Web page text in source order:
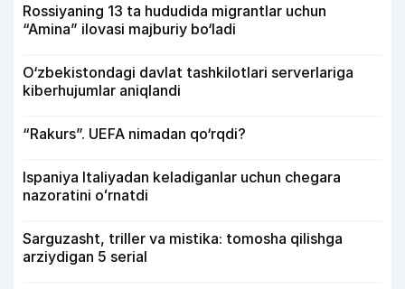
Rossiyaning 13 ta hududida migrantlar uchun
“Amina” ilovasi majburiy bo‘ladi
O‘zbekistondagi davlat tashkilotlari serverlariga
kiberhujumlar aniqlandi
“Rakurs”. UEFA nimadan qo‘rqdi?
Ispaniya Italiyadan keladiganlar uchun chegara
nazoratini oʻrnatdi
Sarguzasht, triller va mistika: tomosha qilishga
arziydigan 5 serial